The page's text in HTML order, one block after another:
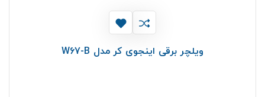
ویلچر برقی اینجوی کر مدل W67-B